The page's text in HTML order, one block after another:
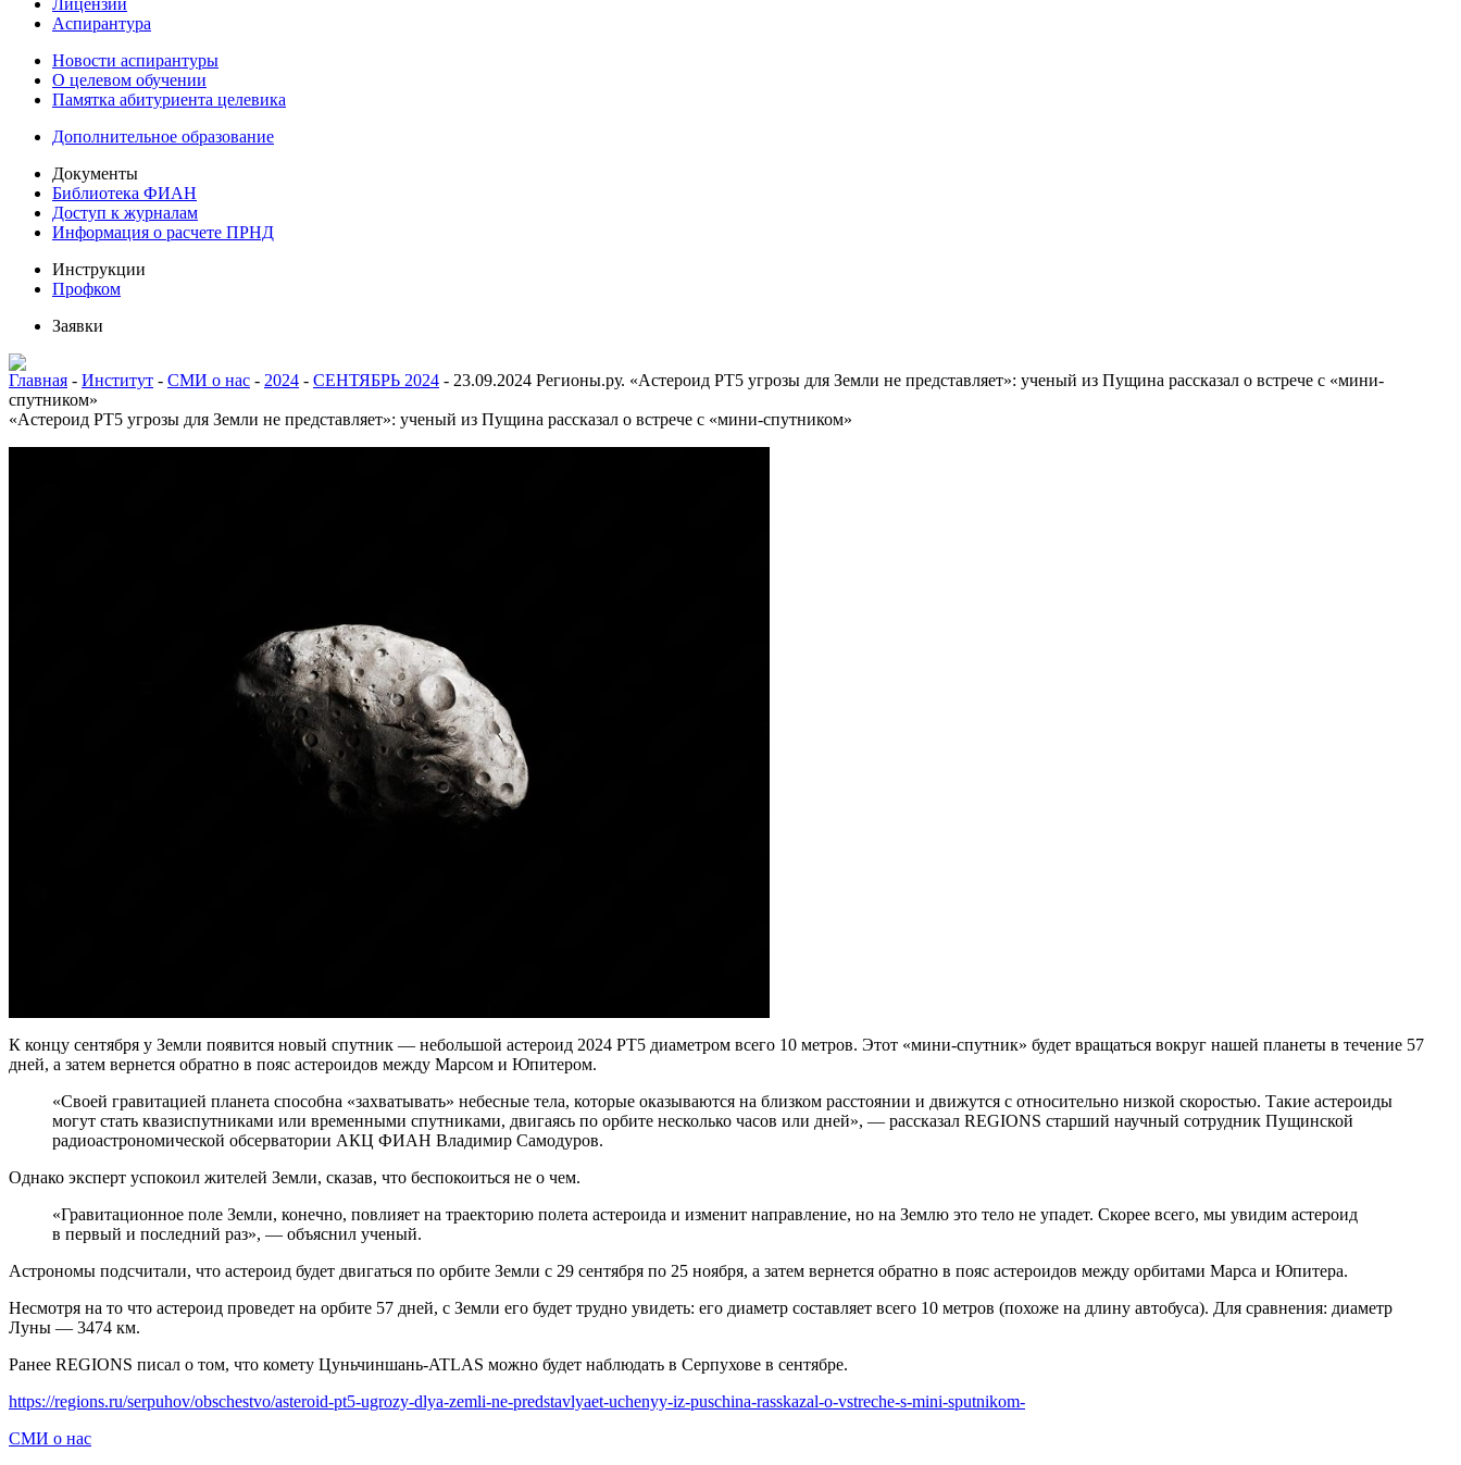
Лицензии
Аспирантура
Новости аспирантуры
О целевом обучении
Памятка абитуриента целевика
Дополнительное образование
Документы
Библиотека ФИАН
Доступ к журналам
Информация о расчете ПРНД
Инструкции
Профком
Заявки
Главная - Институт - СМИ о нас - 2024 - СЕНТЯБРЬ 2024 - 23.09.2024 Регионы.ру. «Астероид PT5 угрозы для Земли не представляет»: ученый из Пущина рассказал о встрече с «мини-
спутником»
«Астероид PT5 угрозы для Земли не представляет»: ученый из Пущина рассказал о встрече с «мини-спутником»
К концу сентября у Земли появится новый спутник — небольшой астероид 2024 PT5 диаметром всего 10 метров. Этот «мини-спутник» будет вращаться вокруг нашей планеты в течение 57
дней, а затем вернется обратно в пояс астероидов между Марсом и Юпитером.
«Своей гравитацией планета способна «захватывать» небесные тела, которые оказываются на близком расстоянии и движутся с относительно низкой скоростью. Такие астероиды
могут стать квазиспутниками или временными спутниками, двигаясь по орбите несколько часов или дней», — рассказал REGIONS старший научный сотрудник Пущинской
радиоастрономической обсерватории АКЦ ФИАН Владимир Самодуров.
Однако эксперт успокоил жителей Земли, сказав, что беспокоиться не о чем.
«Гравитационное поле Земли, конечно, повлияет на траекторию полета астероида и изменит направление, но на Землю это тело не упадет. Скорее всего, мы увидим астероид
в первый и последний раз», — объяснил ученый.
Астрономы подсчитали, что астероид будет двигаться по орбите Земли с 29 сентября по 25 ноября, а затем вернется обратно в пояс астероидов между орбитами Марса и Юпитера.
Несмотря на то что астероид проведет на орбите 57 дней, с Земли его будет трудно увидеть: его диаметр составляет всего 10 метров (похоже на длину автобуса). Для сравнения: диаметр
Луны — 3474 км.
Ранее REGIONS писал о том, что комету Цуньчиншань-ATLAS можно будет наблюдать в Серпухове в сентябре.
https://regions.ru/serpuhov/obschestvo/asteroid-pt5-ugrozy-dlya-zemli-ne-predstavlyaet-uchenyy-iz-puschina-rasskazal-o-vstreche-s-mini-sputnikom-
СМИ о нас